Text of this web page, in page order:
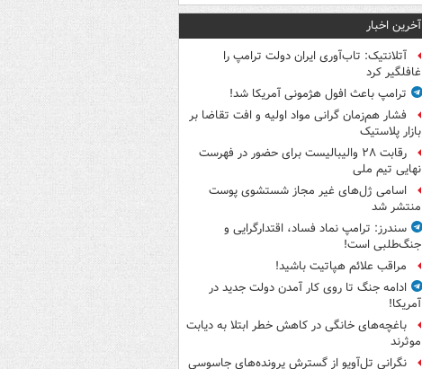
آخرین اخبار
آتلانتیک: تاب‌آوری ایران دولت ترامپ را
غافلگیر کرد
ترامپ باعث افول هژمونی آمریکا شد!
فشار هم‌زمان گرانی مواد اولیه و افت تقاضا بر
بازار پلاستیک
رقابت ۲۸ والیبالیست برای حضور در فهرست
نهایی تیم ملی
اسامی ژل‌های غیر مجاز شستشوی پوست
منتشر شد
سندرز: ترامپ نماد فساد، اقتدارگرایی و
جنگ‌طلبی است!
مراقب علائم هپاتیت باشید!
ادامه جنگ تا روی کار آمدن دولت جدید در
آمریکا!
باغچه‌های خانگی در کاهش خطر ابتلا به دیابت
موثرند
نگرانی تل‌آویو از گسترش پرونده‌های جاسوسی